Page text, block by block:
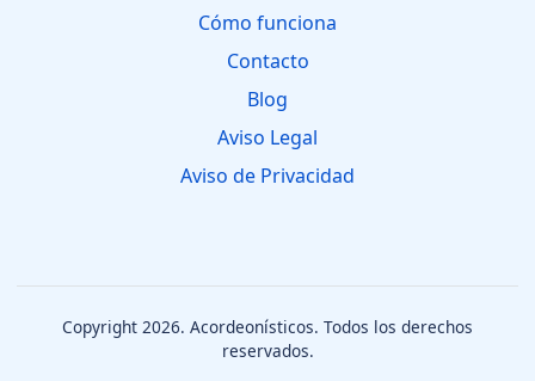
Cómo funciona
Contacto
Blog
Aviso Legal
Aviso de Privacidad
Copyright 2026. Acordeonísticos. Todos los derechos
reservados.